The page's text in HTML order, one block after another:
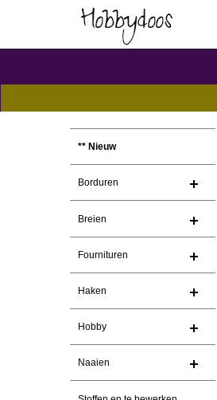
** Nieuw
Borduren
Breien
Fournituren
Haken
Hobby
Naaien